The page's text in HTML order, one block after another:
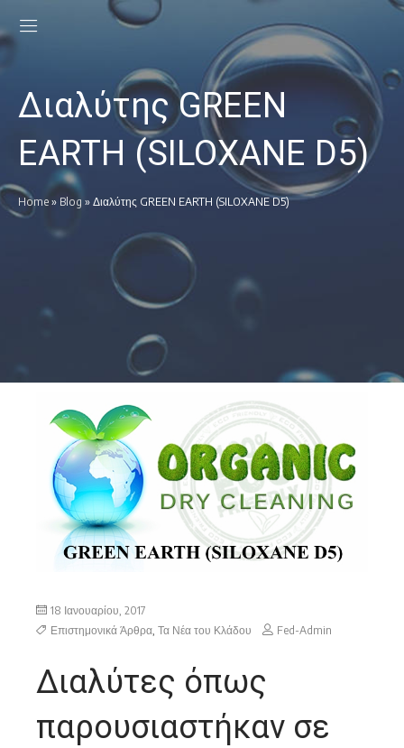
Διαλύτης GREEN
EARTH (SILOXANE D5)
Home » Blog » Διαλύτης GREEN EARTH (SILOXANE D5)
18 Ιανουαρίου, 2017
Επιστημονικά Άρθρα Τα Νέα του Κλάδου Fed-Admin
Διαλύτες όπως
παρουσιαστήκαν σε